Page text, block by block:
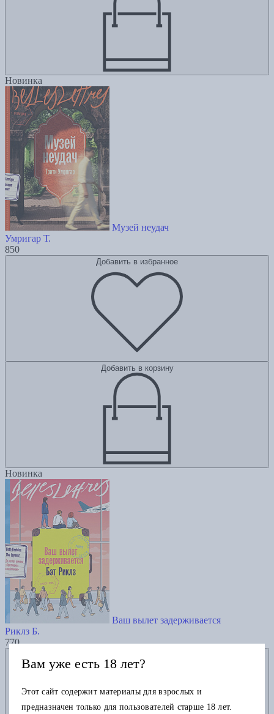
Новинка
Музей неудач
Умригар Т.
850
Добавить в избранное
Добавить в корзину
Новинка
Ваш вылет задерживается
Риклз Б.
770
Вам уже есть 18 лет?
Этот сайт содержит материалы для взрослых и
предназначен только для пользователей старше 18 лет.